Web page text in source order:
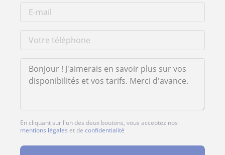
En cliquant sur l'un des deux boutons, vous acceptez nos
mentions légales et de confidentialité